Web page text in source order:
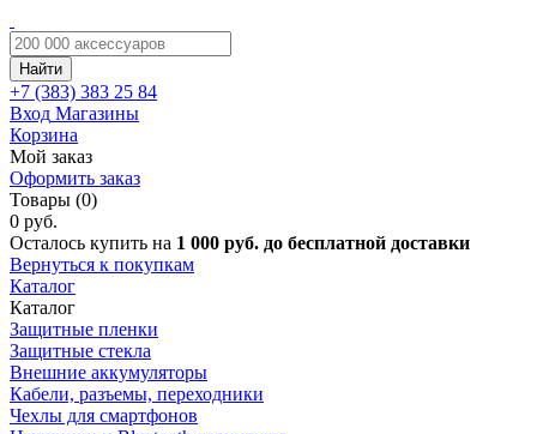
Найти
+7 (383) 383 25 84
Вход Магазины
Корзина
Мой заказ
Оформить заказ
Товары (0)
0 руб.
Осталось купить на 1 000 руб. до бесплатной доставки
Вернуться к покупкам
Каталог
Каталог
Защитные пленки
Защитные стекла
Внешние аккумуляторы
Кабели, разъемы, переходники
Чехлы для смартфонов